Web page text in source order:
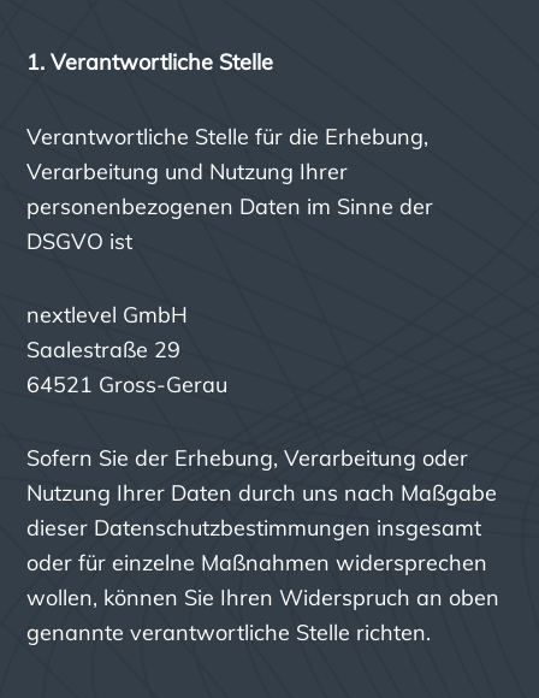
1. Verantwortliche Stelle
Verantwortliche Stelle für die Erhebung,
Verarbeitung und Nutzung Ihrer
personenbezogenen Daten im Sinne der
DSGVO ist
nextlevel GmbH
Saalestraße 29
64521 Gross-Gerau
Sofern Sie der Erhebung, Verarbeitung oder
Nutzung Ihrer Daten durch uns nach Maßgabe
dieser Datenschutzbestimmungen insgesamt
oder für einzelne Maßnahmen widersprechen
wollen, können Sie Ihren Widerspruch an oben
genannte verantwortliche Stelle richten.